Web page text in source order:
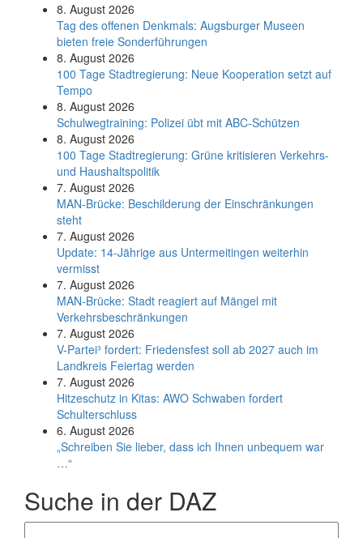
8. August 2026
Tag des offenen Denkmals: Augsburger Museen
bieten freie Sonderführungen
8. August 2026
100 Tage Stadtregierung: Neue Kooperation setzt auf
Tempo
8. August 2026
Schul­weg­trai­ning: Poli­zei übt mit ABC-Schüt­zen
8. August 2026
100 Tage Stadtregierung: Grüne kritisieren Verkehrs-
und Haushaltspolitik
7. August 2026
MAN-Brücke: Beschilderung der Einschränkungen
steht
7. August 2026
Update: 14-Jährige aus Untermeitingen weiterhin
vermisst
7. August 2026
MAN-Brücke: Stadt reagiert auf Mängel mit
Verkehrsbeschränkungen
7. August 2026
V-Partei­³ fordert: Friedens­fest soll ab 2027 auch im
Land­kreis Feier­tag werden
7. August 2026
Hitzeschutz in Kitas: AWO Schwaben fordert
Schulterschluss
6. August 2026
„Schreiben Sie lieber, dass ich Ihnen unbequem war
…“
Suche in der DAZ